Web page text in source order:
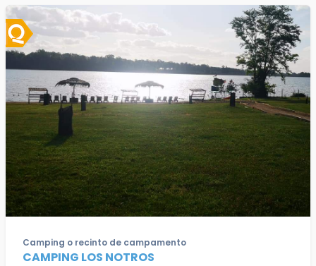
Camping o recinto de campamento
CAMPING LOS NOTROS